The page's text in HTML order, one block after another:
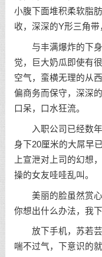
小腹下面堆积柔软脂
收，深深的Y形三角带
与丰满爆炸的下身
觉，巨大奶瓜即使有
空气，蛮横无理的从
偏商务而保守，深深
口呆，口水狂流。
入职公司已经数年
身下20厘米的大屌早
上宣泄对上司的幻想
操的女友哇哇乱叫。
美丽的脸虽然赏心
你想出什么办法，我
放下手机，苏若芸
喘不过气，下意识的就